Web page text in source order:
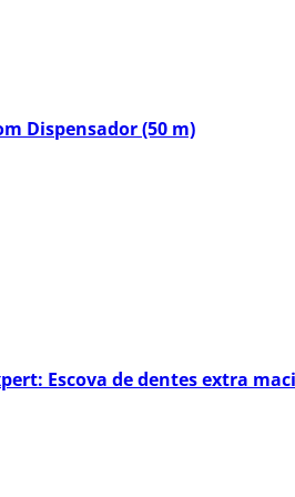
Dispensador (50 m)
Escova de dentes extra